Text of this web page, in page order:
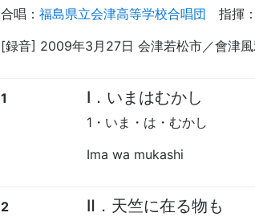
合唱 ： 福島県立会津高等学校合唱団 指揮 ：
[録音] 2009年3月27日 会津若松市／會津風
1 Ⅰ．いまはむかし
1・いま・は・むかし
Ima wa mukashi
2 Ⅱ．天竺に在る物も